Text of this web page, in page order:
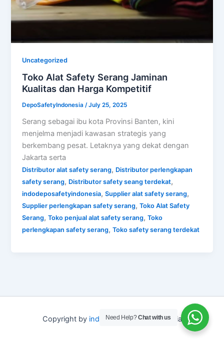
Uncategorized
Toko Alat Safety Serang Jaminan
Kualitas dan Harga Kompetitif
DepoSafetyIndonesia/July 25, 2025
Serang sebagai ibu kota Provinsi Banten, kini
menjelma menjadi kawasan strategis yang
berkembang pesat. Letaknya yang dekat dengan
Jakarta serta
Distributor alat safety serang, Distributor perlengkapan
safety serang, Distributor safety seang terdekat,
indodeposafetyindonesia,Supplier alat safety serang,
Supplier perlengkapan safety serang,Toko Alat Safety
Serang,Toko penjual alat safety serang,Toko
perlengkapan safety serang,Toko safety serang terdekat
Copyright by indo depo safetyIndonesia
Need Help?Chat with us